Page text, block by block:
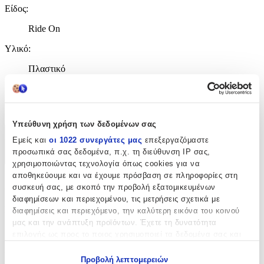
Υπεύθυνη χρήση των δεδομένων σας
Εμείς και οι 1022 συνεργάτες μας επεξεργαζόμαστε
προσωπικά σας δεδομένα, π.χ. τη διεύθυνση IP σας,
χρησιμοποιώντας τεχνολογία όπως cookies για να
αποθηκεύουμε και να έχουμε πρόσβαση σε πληροφορίες στη
συσκευή σας, με σκοπό την προβολή εξατομικευμένων
διαφημίσεων και περιεχομένου, τις μετρήσεις σχετικά με
διαφημίσεις και περιεχόμενο, την καλύτερη εικόνα του κοινού
μας και την ανάπτυξη προϊόντων. Έχετε τη δυνατότητα
Προβολή λεπτομερειών
Είδος:
Ride On
Υλικό:
Πλαστικό
με Χειρολαβή Γονέα
Χαρακτηριστικά
Χαρακτηριστικά
Κατασκευαστής:
MOLTO